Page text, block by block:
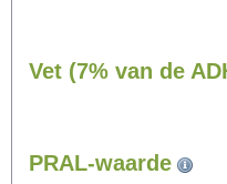
Vet (7% van de
PRAL-waarde
Zitten, tv kijken